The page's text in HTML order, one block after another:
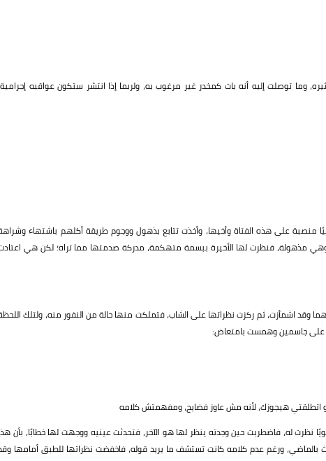
وما توصلت إليه أنه بات كمخدر غير مرغوب به، ولربما إذا انتشر ستكون عواقبه
منصبة على هذه الفتاة وأخيها، وأخذت تتابع بذهول ووجوم طريقة أكلهم باشتهاء
مذهولة، فنظرت لها الأخيرة ببسمة متهكمة، مدركة صدمتها مما تراه؛ لكن هي
اشمأزت، ثم ركزت نظراتها على الشاب، فتملكت منها حالة من النفور منه، ولتلك
على جاسمين وهمست بامتعاض:
هيجوزك، لأنه مش عاوز فضايح، ومفهمتش كلامه
له، فاضطربت حين وجدته ينظر لها هو الآخر، فتحدثت عينيه ووجهت لها خطابًا، بأن
بالماضي، ورغم عدم كلامه كانت تستشف ما يريد قوله، فاخفضت نظراتها للطبق أمامها